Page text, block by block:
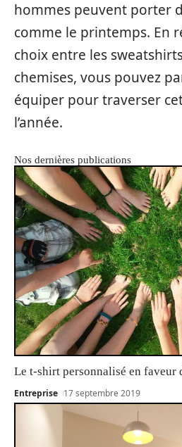
hommes peuvent porter
comme le printemps. En
choix entre les
chemises, vous pouvez
équiper pour traverser
l’année.
Nos dernières publications
Le t-shirt personnalisé en faveur
Entreprise 17 septembre 2019